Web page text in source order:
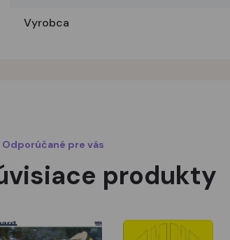
Vyrobca
Odporúčané pre vás
produkty